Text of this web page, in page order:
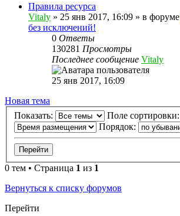
Правила ресурса
Vitaly » 25 янв 2017, 16:09 » в форуме
без исключений!
0 Ответы
130281 Просмотры
Последнее сообщение Vitaly
25 янв 2017, 16:09
Новая тема
Показать:
Поле сортировки:
Порядок:
0 тем • Страница 1 из 1
Вернуться к списку форумов
Перейти